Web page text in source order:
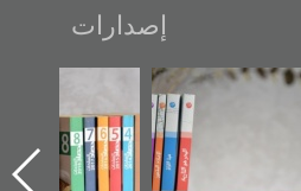
إصدارات
تصنيف موضوعي
للوثائق البريطانية
يقدمه «مركز أوال»
في سلسلة من 5
تصدر حصاد
الساحات 2019